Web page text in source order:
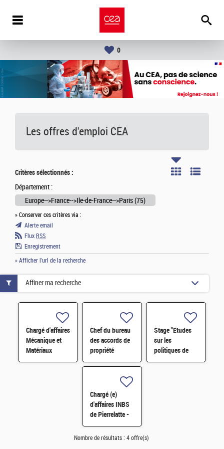
0
Les offres d'emploi CEA
Critères sélectionnés :
Département :
Europe-->France-->Ile-de-France-->Paris (75)
» Conserver ces critères via :
Alerte email
Flux RSS
Enregistrement
» Afficher l'url de la recherche
Chargé d'affaires
Mécanique et
Matériaux
Chef du bureau
des accords de
propriété
intellectuelle
Stage "Etudes
sur les
politiques de
dissuasion " H/F
Chargé (e)
d'affaires INBS
de Pierrelatte -
Inspecteur en
sûreté nucléaire
Affiner ma recherche
Nombre de résultats : 4 offre(s)